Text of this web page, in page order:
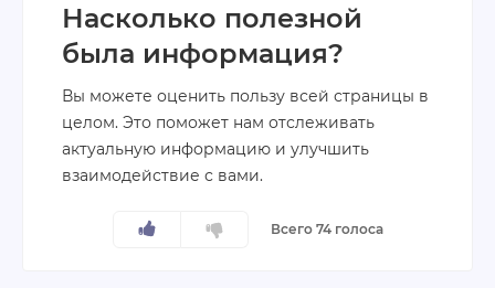
Насколько полезной
была информация?
Вы можете оценить пользу всей страницы в
целом. Это поможет нам отслеживать
актуальную информацию и улучшить
взаимодействие с вами.
Всего 74 голоса